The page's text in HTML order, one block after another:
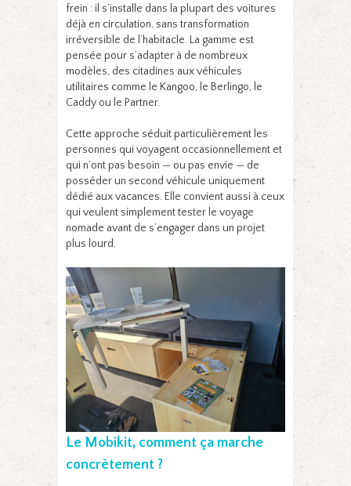
frein : il s’installe dans la plupart des voitures
déjà en circulation, sans transformation
irréversible de l’habitacle. La gamme est
pensée pour s’adapter à de nombreux
modèles, des citadines aux véhicules
utilitaires comme le Kangoo, le Berlingo, le
Caddy ou le Partner.
Cette approche séduit particulièrement les
personnes qui voyagent occasionnellement et
qui n’ont pas besoin — ou pas envie — de
posséder un second véhicule uniquement
dédié aux vacances. Elle convient aussi à ceux
qui veulent simplement tester le voyage
nomade avant de s’engager dans un projet
plus lourd.
Le Mobikit, comment ça marche
concrètement ?